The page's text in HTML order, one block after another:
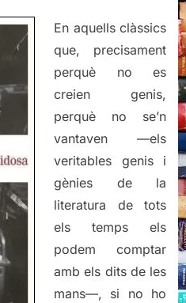
En aquells clàssics
que, precisament
perquè no es
creien genis,
perquè no se’n
vantaven —els
veritables genis i
gènies de la
literatura de tots
els temps els
podem comptar
amb els dits de les
mans—, si no ho